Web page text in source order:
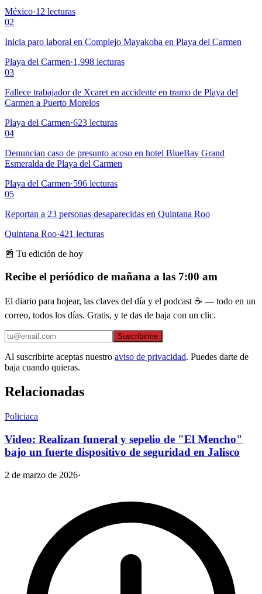
México·12 lecturas
02
Inicia paro laboral en Complejo Mayakoba en Playa del Carmen
Playa del Carmen·1,998 lecturas
03
Fallece trabajador de Xcaret en accidente en tramo de Playa del
Carmen a Puerto Morelos
Playa del Carmen·623 lecturas
04
Denuncian caso de presunto acoso en hotel BlueBay Grand
Esmeralda de Playa del Carmen
Playa del Carmen·596 lecturas
05
Reportan a 23 personas desaparecidas en Quintana Roo
Quintana Roo·421 lecturas
📰 Tu edición de hoy
Recibe el periódico de mañana a las 7:00 am
El diario para hojear, las claves del día y el podcast ☕ — todo en un
correo, todos los días. Gratis, y te das de baja con un clic.
Suscribirme
Al suscribirte aceptas nuestro aviso de privacidad. Puedes darte de
baja cuando quieras.
Relacionadas
Policiaca
Video: Realizan funeral y sepelio de "El Mencho"
bajo un fuerte dispositivo de seguridad en Jalisco
2 de marzo de 2026·